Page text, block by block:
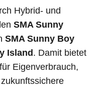
Hybrid- und
SMA Sunny
SMA Sunny Boy
Island . Damit bietet
Eigenverbrauch,